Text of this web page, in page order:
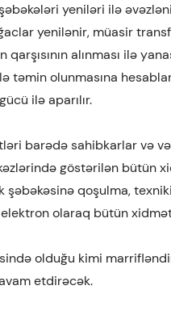
yeniləri ilə
yenilənir, müasir
alınması ilə
təmin olunmasına
ilə aparılır.
barədə sahibkarlar və
göstərilən bütün
qoşulma,
olaraq bütün
olduğu kimi
etdirəcək.